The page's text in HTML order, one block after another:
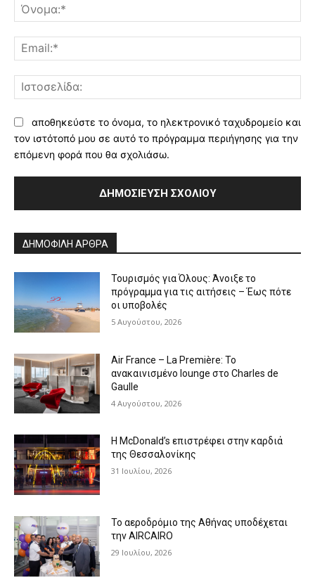
αποθηκεύστε το όνομα, το ηλεκτρονικό ταχυδρομείο και
τον ιστότοπό μου σε αυτό το πρόγραμμα περιήγησης για την
επόμενη φορά που θα σχολιάσω.
ΔΗΜΟΦΙΛΗ ΑΡΘΡΑ
Τουρισμός για Όλους: Άνοιξε το
πρόγραμμα για τις αιτήσεις – Έως πότε
οι υποβολές
5 Αυγούστου, 2026
Air France – La Première: Το
ανακαινισμένο lounge στο Charles de
Gaulle
4 Αυγούστου, 2026
Η McDonald’s επιστρέφει στην καρδιά
της Θεσσαλονίκης
31 Ιουλίου, 2026
Το αεροδρόμιο της Αθήνας υποδέχεται
την AIRCAIRO
29 Ιουλίου, 2026